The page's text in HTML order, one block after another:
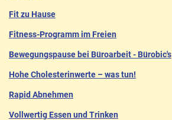
Fit zu Hause
Fitness-Programm im Freien
Bewegungspause bei Büroarbeit - Bürobic's
Hohe Cholesterinwerte – was tun!
Rapid Abnehmen
Vollwertig Essen und Trinken